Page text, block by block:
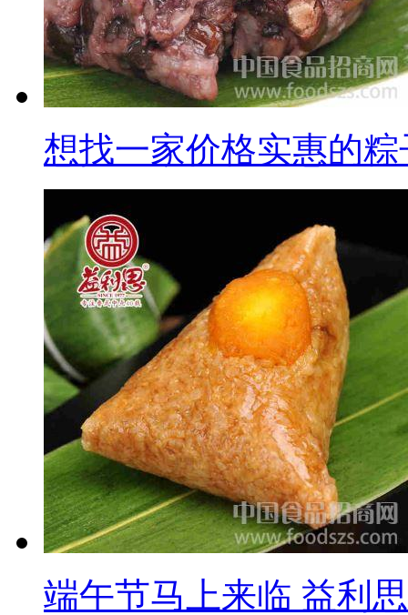
想找一家价格实惠的
端午节马上来临 益利